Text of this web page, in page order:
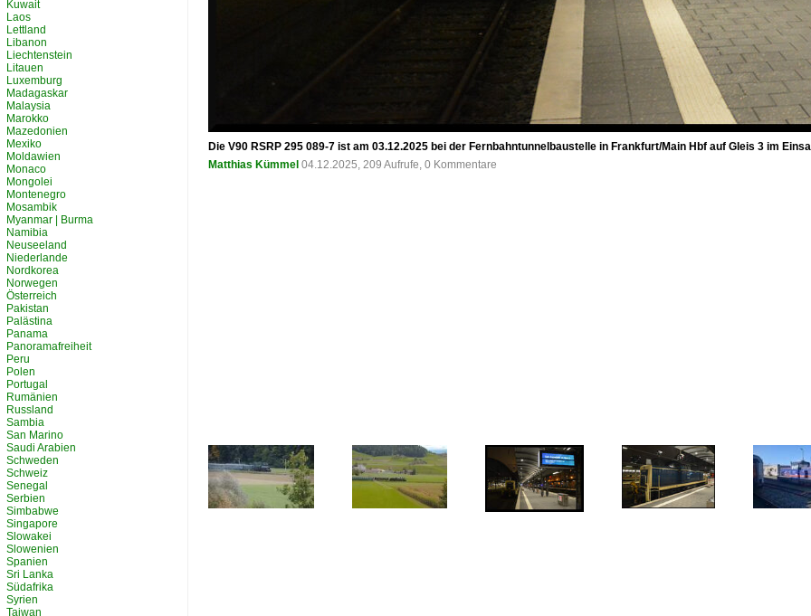
Die V90 RSRP 295 089-7 ist am 03.12.2025 bei der Fernbahntunnelbaustelle in Frankfurt/Main Hbf auf Gleis 3 im
Matthias Kümmel 04.12.2025, 209 Aufrufe, 0 Kommentare
Kuwait
Laos
Lettland
Libanon
Liechtenstein
Litauen
Luxemburg
Madagaskar
Malaysia
Marokko
Mazedonien
Mexiko
Moldawien
Monaco
Mongolei
Montenegro
Mosambik
Myanmar | Burma
Namibia
Neuseeland
Niederlande
Nordkorea
Norwegen
Österreich
Pakistan
Palästina
Panama
Panoramafreiheit
Peru
Polen
Portugal
Rumänien
Russland
Sambia
San Marino
Saudi Arabien
Schweden
Schweiz
Senegal
Serbien
Simbabwe
Singapore
Slowakei
Slowenien
Spanien
Sri Lanka
Südafrika
Syrien
Taiwan